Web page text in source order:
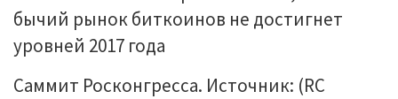
Саммит Росконгресса. Источник: (RC